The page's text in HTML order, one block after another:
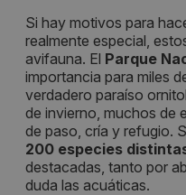
Si hay motivos para
realmente especial,
avifauna. El Parque
importancia para miles
verdadero paraíso
de invierno, muchos de
de paso, cría y refugio.
200 especies
destacadas, tanto por
duda las acuáticas.